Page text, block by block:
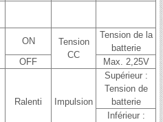
ON
Tension
CC
Tension de la
batterie
OFF
Max. 2,25V
Ralenti Impulsion
Supérieur :
Tension de
batterie
Inférieur :